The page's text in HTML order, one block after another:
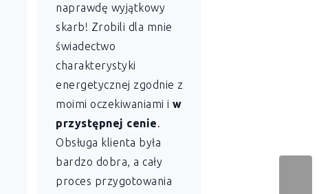
naprawdę wyjątkowy
skarb! Zrobili dla mnie
świadectwo
charakterystyki
energetycznej zgodnie z
moimi oczekiwaniami i w
przystępnej cenie.
Obsługa klienta była
bardzo dobra, a cały
proces przygotowania